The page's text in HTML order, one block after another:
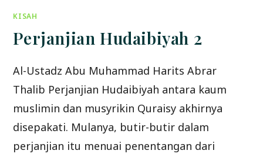
KISAH
Perjanjian Hudaibiyah 2
Al-Ustadz Abu Muhammad Harits Abrar
Thalib Perjanjian Hudaibiyah antara kaum
muslimin dan musyrikin Quraisy akhirnya
disepakati. Mulanya, butir-butir dalam
perjanjian itu menuai penentangan dari